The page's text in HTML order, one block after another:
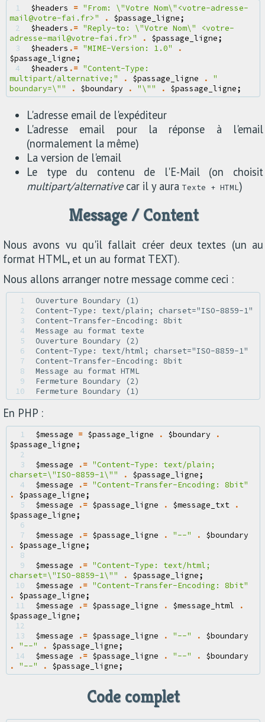
1 $headers = "From: \"Votre Nom\" <votre-adresse-
mail@votre-fai.fr>"
. $passage_ligne;
2
$headers .= "Reply-to: \"Votre Nom\"
<votre-
adresse-mail@votre-fai.fr>"
. $passage_ligne;
3
$headers .= "MIME-Version: 1.0"
.
$passage_ligne;
4
$headers .= "Content-Type:
multipart/alternative;"
. $passage_ligne .
"
boundary=\"" . $boundary . "\"" . $passage_ligne;
L'adresse email de l'expéditeur
L'adresse email pour la réponse à l'email
(normalement la même)
La version de l'email
Le type du contenu de l'E-Mail (on choisit
multipart/alternativecar il y aura Texte + HTML)
Message / Content
Nous avons vu qu'il fallait créer deux textes (un au
format HTML, et un au format TEXT).
Nous allons arranger notre message comme ceci :
1
2
3
4
5
6
7
8
9
10
En PHP :
1 $message = $passage_ligne . $boundary
.
$passage_ligne;
2
3
$message .= "Content-Type: text/plain;
charset=\"ISO-8859-1\"" . $passage_ligne;
4
$message .= "Content-Transfer-Encoding: 8bit"
.
$passage_ligne;
5
$message .= $passage_ligne . $message_txt
.
$passage_ligne;
6
7
$message .= $passage_ligne . "--" .
$boundary
.
$passage_ligne;
8
9
$message .= "Content-Type: text/html;
charset=\"ISO-8859-1\"" . $passage_ligne;
10
$message .= "Content-Transfer-Encoding: 8bit"
.
$passage_ligne;
11
$message .= $passage_ligne . $message_html
.
$passage_ligne;
12
13
$message .= $passage_ligne . "--" .
$boundary
.
"--" . $passage_ligne;
14
$message .= $passage_ligne . "--" .
$boundary
.
"--" . $passage_ligne;
Code complet